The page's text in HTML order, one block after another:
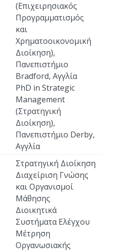
(Επιχειρησιακός
Προγραμματισμός
και
Χρηματοοικονομική
Διοίκηση),
Πανεπιστήμιο
Bradford, Αγγλία
PhD in Strategic
Management
(Στρατηγική
Διοίκηση),
Πανεπιστήμιο Derby,
Αγγλία
Στρατηγική Διοίκηση
Διαχείριση Γνώσης
και Οργανισμοί
Μάθησης
Διοικητικά
Συστήματα Ελέγχου
Μέτρηση
Οργανωσιακής